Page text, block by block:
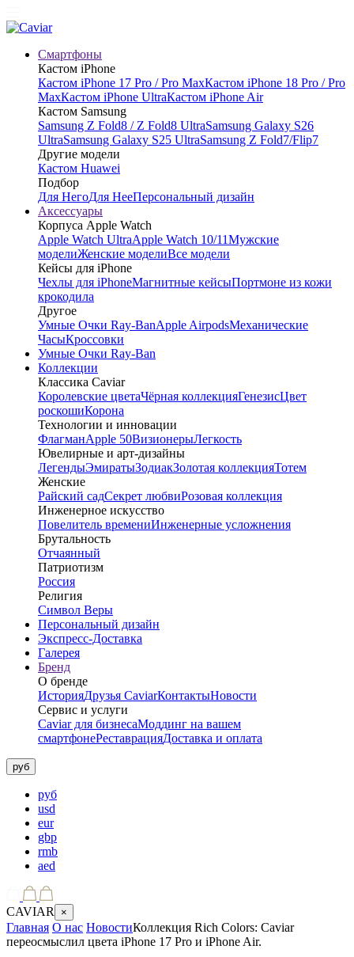
Смартфоны
Кастом iPhone
Кастом iPhone 17 Pro / Pro MaxКастом iPhone 18 Pro / Pro
MaxКастом iPhone UltraКастом iPhone Air
Кастом Samsung
Samsung Z Fold8 / Z Fold8 UltraSamsung Galaxy S26
UltraSamsung Galaxy S25 UltraSamsung Z Fold7/Flip7
Другие модели
Кастом Huawei
Подбор
Для НегоДля НееПерсональный дизайн
Аксессуары
Корпуса Apple Watch
Apple Watch UltraApple Watch 10/11Мужские
моделиЖенские моделиВсе модели
Кейсы для iPhone
Чехлы для iPhoneМагнитные кейсыПортмоне из кожи
крокодила
Другое
Умные Очки Ray-BanApple AirpodsМеханические
ЧасыКроссовки
Умные Очки Ray-Ban
Коллекции
Классика Caviar
Королевские цветаЧёрная коллекцияГенезисЦвет
роскошиКорона
Технологии и инновации
ФлагманApple 50ВизионерыЛегкость
Ювелирные и арт-дизайны
ЛегендыЭмиратыЗодиакЗолотая коллекцияТотем
Женские
Райский садСекрет любвиРозовая коллекция
Инженерное искусство
Повелитель времениИнженерные усложнения
Брутальность
Отчаянный
Патриотизм
Россия
Религия
Символ Веры
Персональный дизайн
Экспресс-Доставка
Галерея
Бренд
О бренде
ИсторияДрузья CaviarКонтактыНовости
Сервис и услуги
Caviar для бизнесаМоддинг на вашем
смартфонеРеставрацияДоставка и оплата
руб
руб
usd
eur
gbp
rmb
aed
CAVIAR ×
Главная О нас НовостиКоллекция Rich Colors: Caviar
переосмыслил цвета iPhone 17 Pro и iPhone Air.